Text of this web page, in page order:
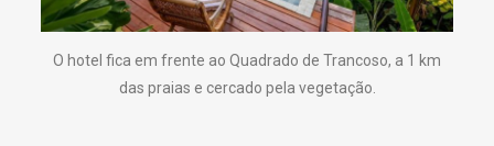
O hotel fica em frente ao Quadrado de Trancoso, a 1 km
das praias e cercado pela vegetação.